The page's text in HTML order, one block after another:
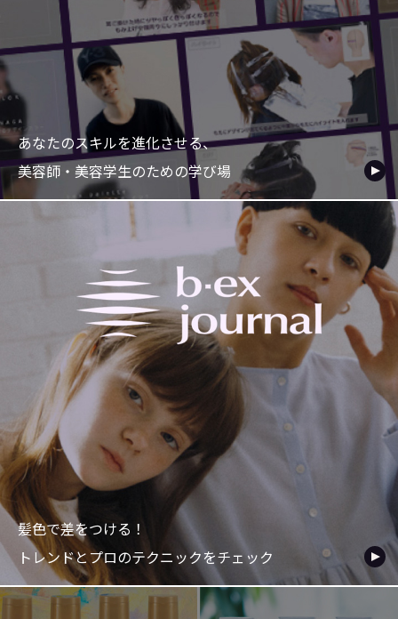
あなたのスキルを進化させる、
美容師・美容学生のための学び場
髪色で差をつける！
トレンドとプロのテクニックをチェック